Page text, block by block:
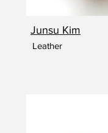
Junsu Kim
Leather